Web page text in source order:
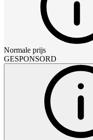
Normale prijs
GESPONSORD